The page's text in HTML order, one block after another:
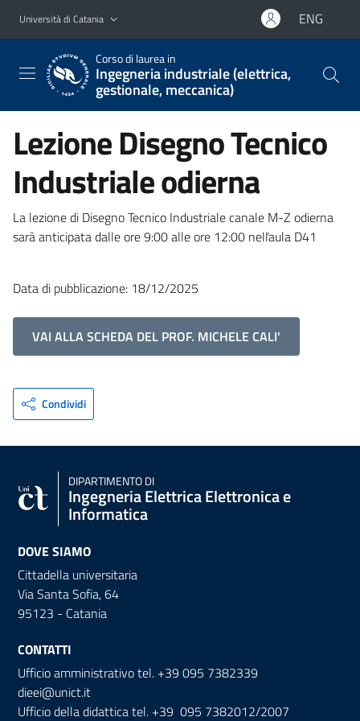
Vai al contenuto principale
Vai al menu di navigazione
Università di Catania ENG
Corso di laurea in
Ingegneria industriale (elettrica,
gestionale, meccanica)
Lezione Disegno Tecnico
Industriale odierna
La lezione di Disegno Tecnico Industriale canale M-Z odierna
sarà anticipata dalle ore 9:00 alle ore 12:00 nelľaula D41
Data di pubblicazione: 18/12/2025
VAI ALLA SCHEDA DEL PROF. MICHELE CALI'
Condividi
DIPARTIMENTO DI
Ingegneria Elettrica Elettronica e
Informatica
DOVE SIAMO
Cittadella universitaria
Via Santa Sofia, 64
95123 - Catania
CONTATTI
Ufficio amministrativo tel. +39 095 7382339
dieei@unict.it
Ufficio della didattica tel. +39 095 7382012/2007